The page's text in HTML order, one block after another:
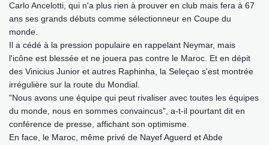
Carlo Ancelotti, qui n'a plus rien à prouver en club mais fera à 67
ans ses grands débuts comme sélectionneur en Coupe du
monde.
Il a cédé à la pression populaire en rappelant Neymar, mais
l'icône est blessée et ne jouera pas contre le Maroc. Et en dépit
des Vinicius Junior et autres Raphinha, la Seleçao s'est montrée
irrégulière sur la route du Mondial.
"Nous avons une équipe qui peut rivaliser avec toutes les équipes
du monde, nous en sommes convaincus", a-t-il pourtant dit en
conférence de presse, affichant son optimisme.
En face, le Maroc, même privé de Nayef Aguerd et Abde